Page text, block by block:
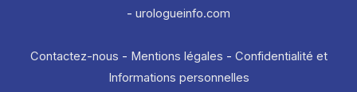
- urologueinfo.com
Contactez-nous - Mentions légales - Confidentialité et
Informations personnelles